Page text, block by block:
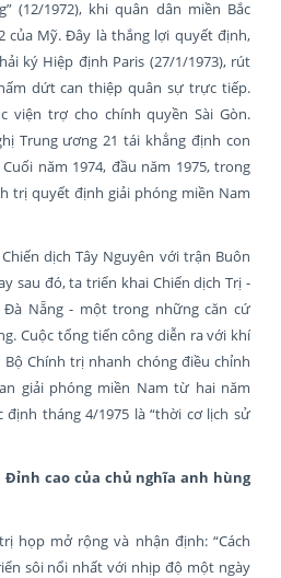
(12/1972), khi quân dân miền Bắc
của Mỹ. Đây là thắng lợi quyết định,
ký Hiệp định Paris (27/1/1973), rút
dứt can thiệp quân sự trực tiếp.
viện trợ cho chính quyền Sài Gòn.
Trung ương 21 tái khẳng định con
năm 1974, đầu năm 1975, trong
trị quyết định giải phóng miền Nam
dịch Tây Nguyên với trận Buôn
sau đó, ta triển khai Chiến dịch Trị -
Đà Nẵng - một trong những căn cứ
Cuộc tổng tiến công diễn ra với khí
Chính trị nhanh chóng điều chỉnh
giải phóng miền Nam từ hai năm
tháng 4/1975 là “thời cơ lịch sử
Đỉnh cao của chủ nghĩa anh hùng
họp mở rộng và nhận định: “Cách
sôi nổi nhất với nhịp độ một ngày